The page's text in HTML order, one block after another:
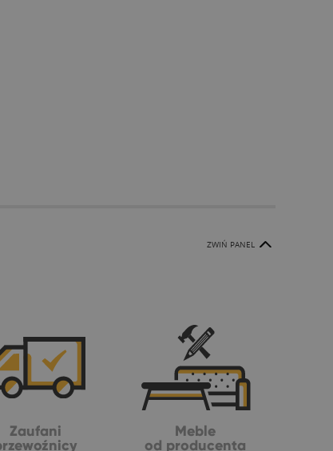
ZWIŃ PANEL
Zaufani Meble
od producenta